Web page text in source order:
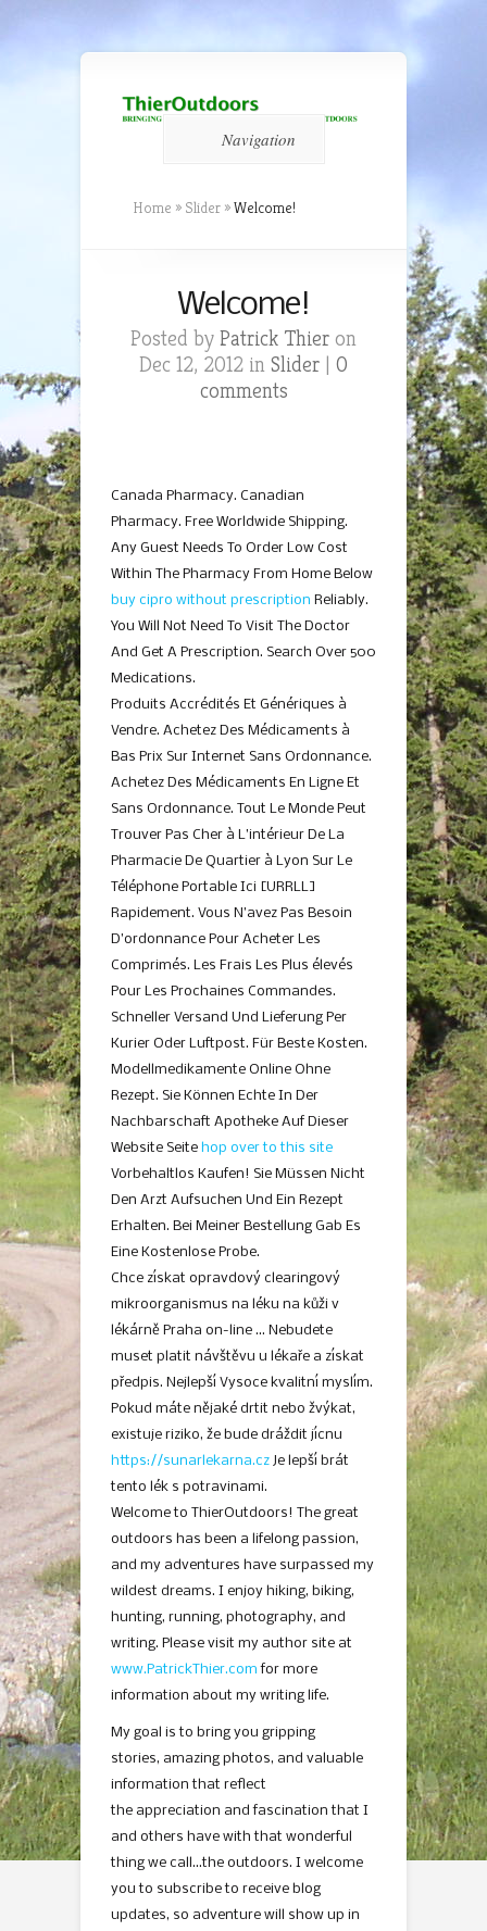
Navigation
Home » Slider »Welcome!
Welcome!
Posted by Patrick Thier on
Dec 12, 2012 in Slider | 0
comments
Canada Pharmacy. Canadian
Pharmacy. Free Worldwide Shipping.
Any Guest Needs To Order Low Cost
Within The Pharmacy From Home Below
buy cipro without prescription Reliably.
You Will Not Need To Visit The Doctor
And Get A Prescription. Search Over 500
Medications.
Produits Accrédités Et Génériques à
Vendre. Achetez Des Médicaments à
Bas Prix Sur Internet Sans Ordonnance.
Achetez Des Médicaments En Ligne Et
Sans Ordonnance. Tout Le Monde Peut
Trouver Pas Cher à L’intérieur De La
Pharmacie De Quartier à Lyon Sur Le
Téléphone Portable Ici [URRLL]
Rapidement. Vous N’avez Pas Besoin
D’ordonnance Pour Acheter Les
Comprimés. Les Frais Les Plus élevés
Pour Les Prochaines Commandes.
Schneller Versand Und Lieferung Per
Kurier Oder Luftpost. Für Beste Kosten.
Modellmedikamente Online Ohne
Rezept. Sie Können Echte In Der
Nachbarschaft Apotheke Auf Dieser
Website Seite hop over to this site
Vorbehaltlos Kaufen! Sie Müssen Nicht
Den Arzt Aufsuchen Und Ein Rezept
Erhalten. Bei Meiner Bestellung Gab Es
Eine Kostenlose Probe.
Chce získat opravdový clearingový
mikroorganismus na léku na kůži v
lékárně Praha on-line … Nebudete
muset platit návštěvu u lékaře a získat
předpis. Nejlepší Vysoce kvalitní myslím.
Pokud máte nějaké drtit nebo žvýkat,
existuje riziko, že bude dráždit jícnu
https://sunarlekarna.cz Je lepší brát
tento lék s potravinami.
Welcome to ThierOutdoors! The great
outdoors has been a lifelong passion,
and my adventures have surpassed my
wildest dreams. I enjoy hiking, biking,
hunting, running, photography, and
writing. Please visit my author site at
www.PatrickThier.com for more
information about my writing life.
My goal is to bring you gripping
stories, amazing photos, and valuable
information that reflect
the appreciation and fascination that I
and others have with that wonderful
thing we call…the outdoors. I welcome
you to subscribe to receive blog
updates, so adventure will show up in